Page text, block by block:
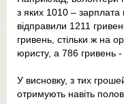
з яких 1010 – зарплата
відправили 1211
гривень, стільки ж на
юристу, а 786 гривень -
У висновку, з тих
отримують навіть